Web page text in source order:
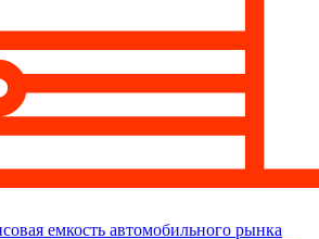
емкость автомобильного рынка